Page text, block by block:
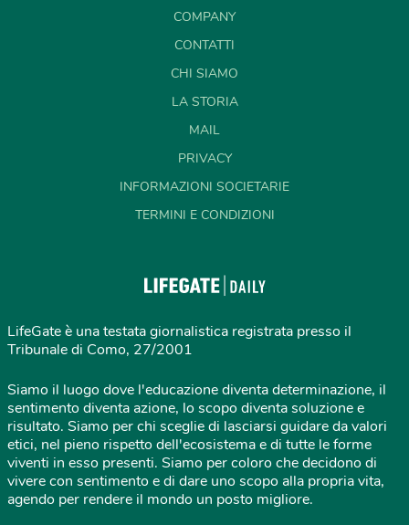
COMPANY
CONTATTI
CHI SIAMO
LA STORIA
MAIL
PRIVACY
INFORMAZIONI SOCIETARIE
TERMINI E CONDIZIONI
LifeGate è una testata giornalistica registrata presso il
Tribunale di Como, 27/2001
Siamo il luogo dove l'educazione diventa determinazione, il
sentimento diventa azione, lo scopo diventa soluzione e
risultato. Siamo per chi sceglie di lasciarsi guidare da valori
etici, nel pieno rispetto dell'ecosistema e di tutte le forme
viventi in esso presenti. Siamo per coloro che decidono di
vivere con sentimento e di dare uno scopo alla propria vita,
agendo per rendere il mondo un posto migliore.